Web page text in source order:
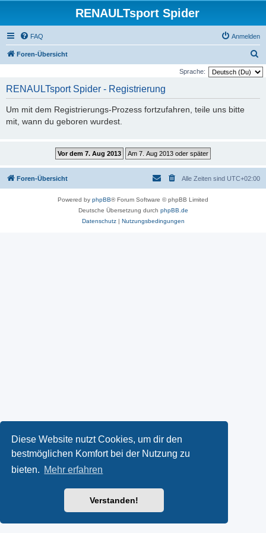
Diese Website nutzt Cookies, um dir den
bestmöglichen Komfort bei der Nutzung zu
bieten. Mehr erfahren
Verstanden!
RENAULTsport Spider
FAQ Anmelden
Foren-Übersicht
u
Sprache:
RENAULTsport Spider - Registrierung
Um mit dem Registrierungs-Prozess fortzufahren, teile uns bitte
mit, wann du geboren wurdest.
Foren-Übersicht Alle Zeiten sind UTC+02:00
Powered by phpBB® Forum Software © phpBB Limited
Deutsche Übersetzung durch phpBB.de
Datenschutz| Nutzungsbedingungen